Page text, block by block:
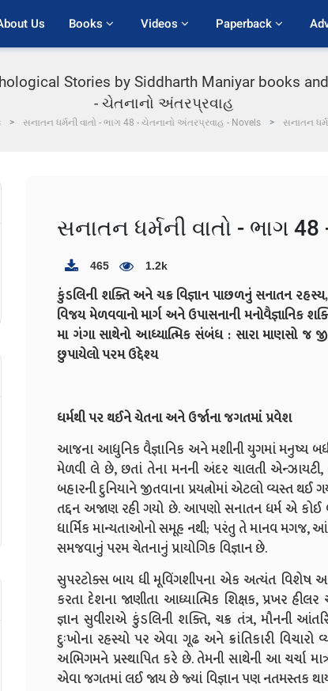
Us Books Videos Paperback
Stories by Siddharth Maniyar books
- ચેતનાનો અંતરપ્રવાહ
સનાતન ધર્મની વાતો - ભાગ 48 - ચેતનાનો અંતરપ્રવાહ - Novels સનાતન
સનાતન ધર્મની વાતો - ભાગ
465 1.2k
કુંડલિની શક્તિ અને ચક્ર વિજ્ઞાન પાછળનું સનાતન
વિજય મેળવવાનો માર્ગ અને ઉપાસનાની
મા ગંગા સાથેનો આધ્યાત્મિક સંબંધ : સારા માણસો જ
છુપાયેલો પરમ ઉદ્દેશ્ય
ધર્મથી પર થઈને ચેતના અને ઉર્જાના જગતમાં પ્રવેશ
આજના આધુનિક વૈજ્ઞાનિક અને મશીની યુગમાં મનુષ્ય
મેળવી લે છે, છતાં તેના મનની અંદર ચાલતી
બહારની દુનિયાને જીતવાના પ્રયત્નોમાં એટલો વ્યસ્ત થઈ
તદ્દન અજાણ રહી ગયો છે. આપણો સનાતન ધર્મ એ
ધાર્મિક માન્યતાઓનો સમૂહ નથી; પરંતુ તે માનવ મગજ,
સમજવાનું પરમ ચેતનાનું પ્રાયોગિક વિજ્ઞાન છે.
સુપરટોક્સ બાય ધી મૂવિંગશીપના એક અત્યંત વિશેષ
કરતા દેશના જાણીતા આધ્યાત્મિક શિક્ષક, પ્રખર
જ્ઞાન સુવીરાએ કુંડલિની શક્તિ, ચક્ર તંત્ર, મૌનની
દુઃખોના રહસ્યો પર એવા ગૂઢ અને ક્રાંતિકારી વિચારો
અભિગમને પ્રસ્થાપિત કરે છે. તેમની સાથેની આ ચર્ચા
એવા જગતમાં લઈ જાય છે જ્યાં વિજ્ઞાન પણ નતમસ્તક